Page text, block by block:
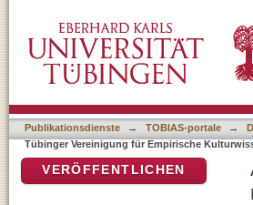
Publikationsdienste → TOBIAS-portale →
Tübinger Vereinigung für Empirische
VERÖFFENTLICHEN